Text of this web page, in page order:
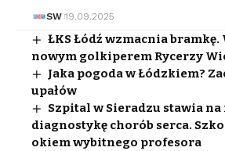
SW 19.09.2025
ŁKS Łódź wzmacnia bramkę.
nowym golkiperem Rycerzy
Jaka pogoda w Łódzkiem?
upałów
Szpital w Sieradzu stawia na
diagnostykę chorób serca.
okiem wybitnego profesora